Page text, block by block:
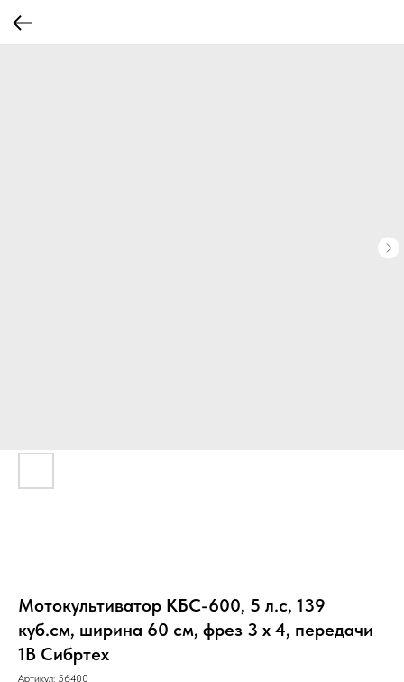
Мотокультиватор КБС-600, 5 л.с, 139
куб.см, ширина 60 см, фрез 3 x 4, передачи
1В Сибртех
Артикул: 56400